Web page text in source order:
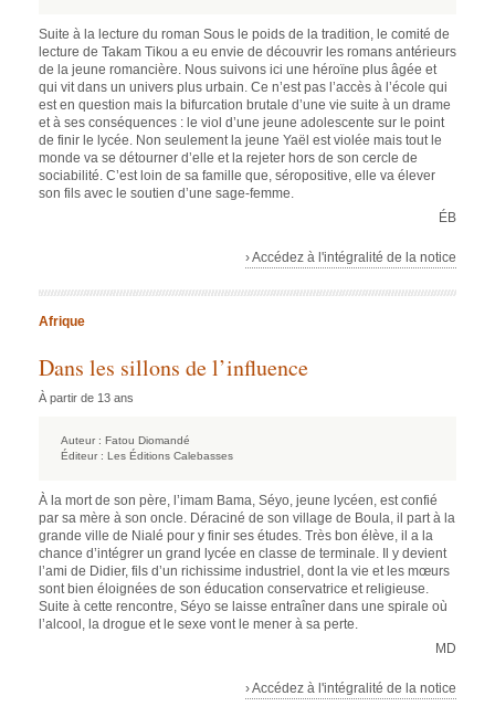
Suite à la lecture du roman Sous le poids de la tradition, le comité de
lecture de Takam Tikou a eu envie de découvrir les romans antérieurs
de la jeune romancière. Nous suivons ici une héroïne plus âgée et
qui vit dans un univers plus urbain. Ce n’est pas l’accès à l’école qui
est en question mais la bifurcation brutale d’une vie suite à un drame
et à ses conséquences : le viol d’une jeune adolescente sur le point
de finir le lycée. Non seulement la jeune Yaël est violée mais tout le
monde va se détourner d’elle et la rejeter hors de son cercle de
sociabilité. C’est loin de sa famille que, séropositive, elle va élever
son fils avec le soutien d’une sage-femme.
ÉB
› Accédez à l'intégralité de la notice
Afrique
Dans les sillons de l’influence
À partir de 13 ans
Auteur : Fatou Diomandé
Éditeur : Les Éditions Calebasses
À la mort de son père, l’imam Bama, Séyo, jeune lycéen, est confié
par sa mère à son oncle. Déraciné de son village de Boula, il part à la
grande ville de Nialé pour y finir ses études. Très bon élève, il a la
chance d’intégrer un grand lycée en classe de terminale. Il y devient
l’ami de Didier, fils d’un richissime industriel, dont la vie et les mœurs
sont bien éloignées de son éducation conservatrice et religieuse.
Suite à cette rencontre, Séyo se laisse entraîner dans une spirale où
l’alcool, la drogue et le sexe vont le mener à sa perte.
MD
› Accédez à l'intégralité de la notice